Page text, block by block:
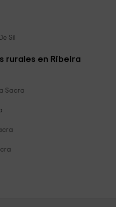
Sil
rurales en Ribeira
Sacra